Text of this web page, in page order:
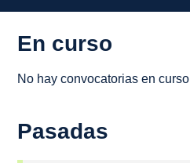
En curso
No hay convocatorias en curso
Pasadas